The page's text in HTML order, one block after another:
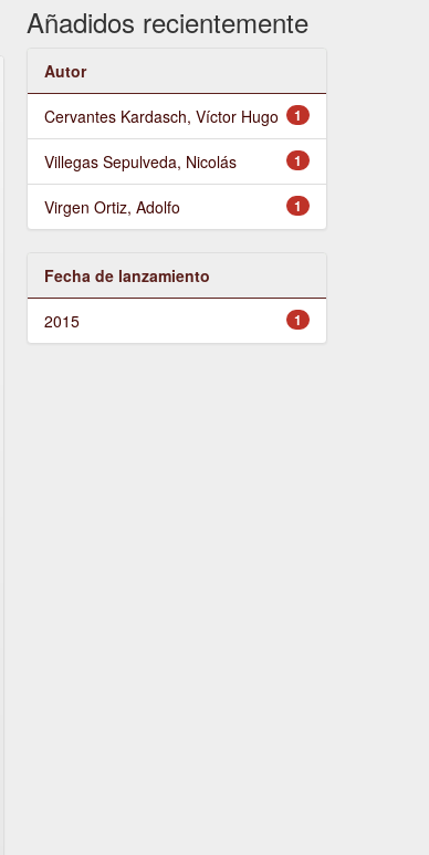
Añadidos recientemente
Autor
1
Cervantes Kardasch, Víctor Hugo
1
Villegas Sepulveda, Nicolás
1
Virgen Ortiz, Adolfo
Fecha de lanzamiento
1
2015